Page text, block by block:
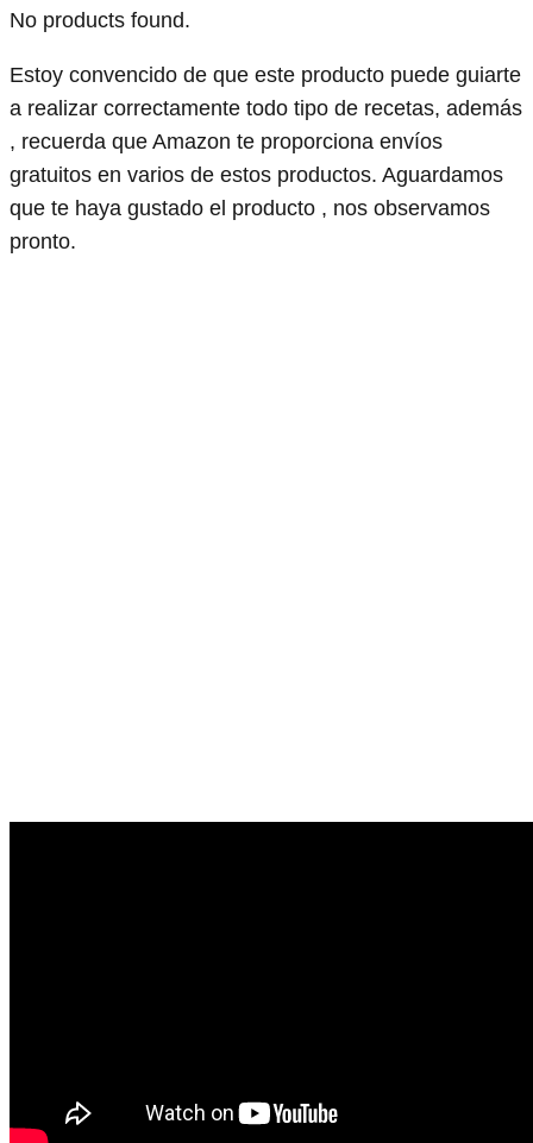
No products found.
Estoy convencido de que este producto puede guiarte
a realizar correctamente todo tipo de recetas, además
, recuerda que Amazon te proporciona envíos
gratuitos en varios de estos productos. Aguardamos
que te haya gustado el producto , nos observamos
pronto.